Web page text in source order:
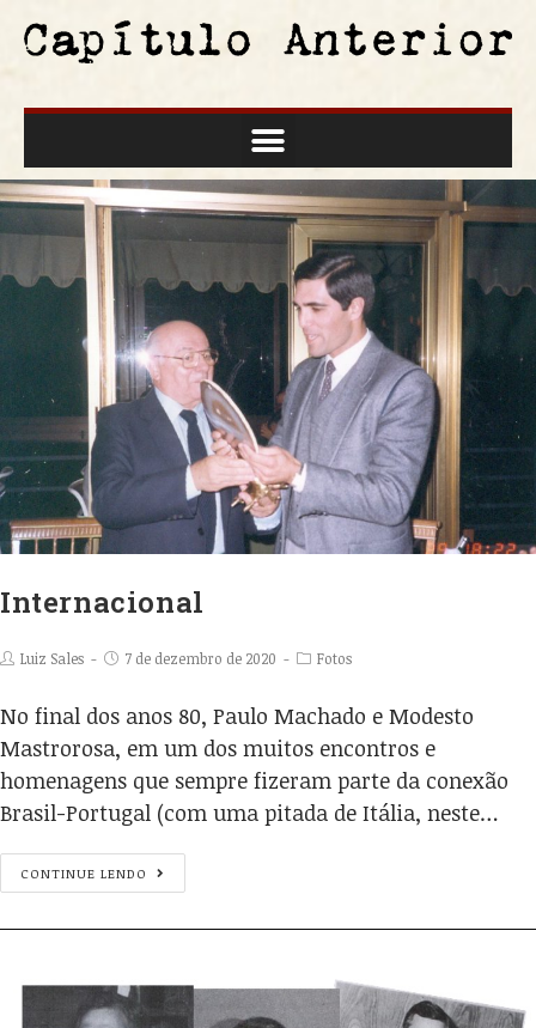
Internacional
Luiz Sales 7 de dezembro de 2020 Fotos
No final dos anos 80, Paulo Machado e Modesto
Mastrorosa, em um dos muitos encontros e
homenagens que sempre fizeram parte da conexão
Brasil-Portugal (com uma pitada de Itália, neste…
CONTINUE LENDO